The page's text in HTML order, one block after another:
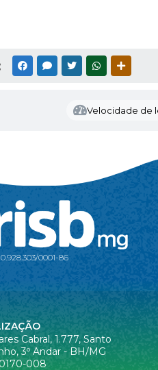
FACEBOOKMESSENGER
TWITTERWHATSAPP
Velocidade de
0001-86
Cabral, 1.777, Santo
3º Andar - BH/MG
008